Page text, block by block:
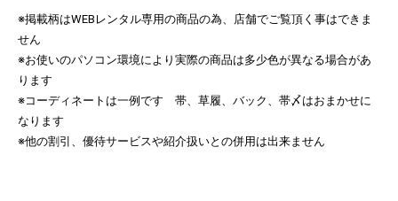
※掲載柄はWEB レンタル専用の商品の為、店舗でご覧頂く事はできま
せん
※お使いのパソコン環境により実際の商品は多少色が異なる場合があ
ります
※コーディネートは一例です 帯、草履、バック、帯〆はおまかせに
なります
※他の割引、優待サービスや紹介扱いとの併用は出来ません